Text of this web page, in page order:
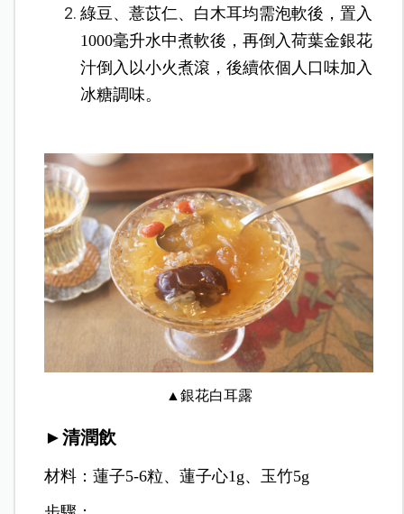
綠豆、薏苡仁、白木耳均需泡軟後，置入
1000毫升水中煮軟後，再倒入荷葉金銀花
汁倒入以小火煮滾，後續依個人口味加入
冰糖調味。
▲銀花白耳露
►清潤飲
材料：蓮子5-6粒、蓮子心1g、玉竹5g